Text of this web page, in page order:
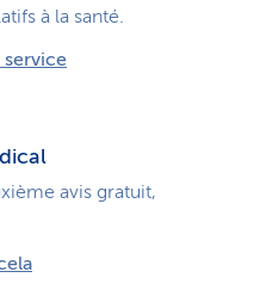
à la santé.
avis gratuit,